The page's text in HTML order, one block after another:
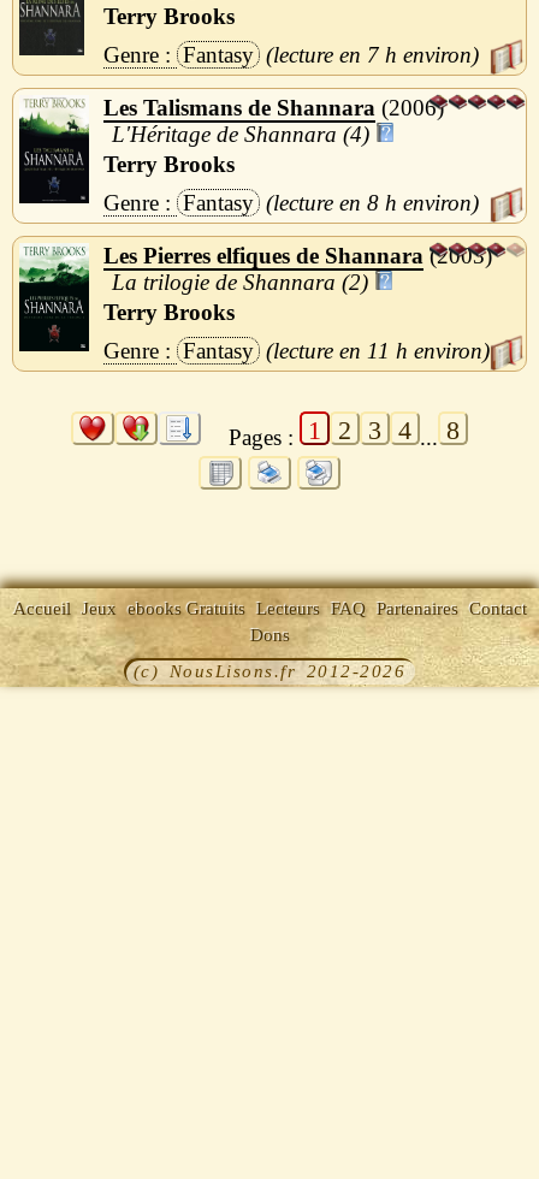
Terry Brooks
Fantasy
7 h
Les Talismans de Shannara
2006
L'Héritage de Shannara (4)
Terry Brooks
Fantasy
8 h
Les Pierres elfiques de Shannara 2003
La trilogie de Shannara (2)
Terry Brooks
Fantasy
11 h
Pages : 1 2 3 4 ... 8
Accueil Jeux ebooks Gratuits Lecteurs FAQ Partenaires Contact
Dons
(c) NousLisons.fr 2012-2026